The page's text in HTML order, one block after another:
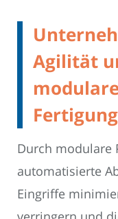
Agilität
Durch modulare
automatisierte
Eingriffe